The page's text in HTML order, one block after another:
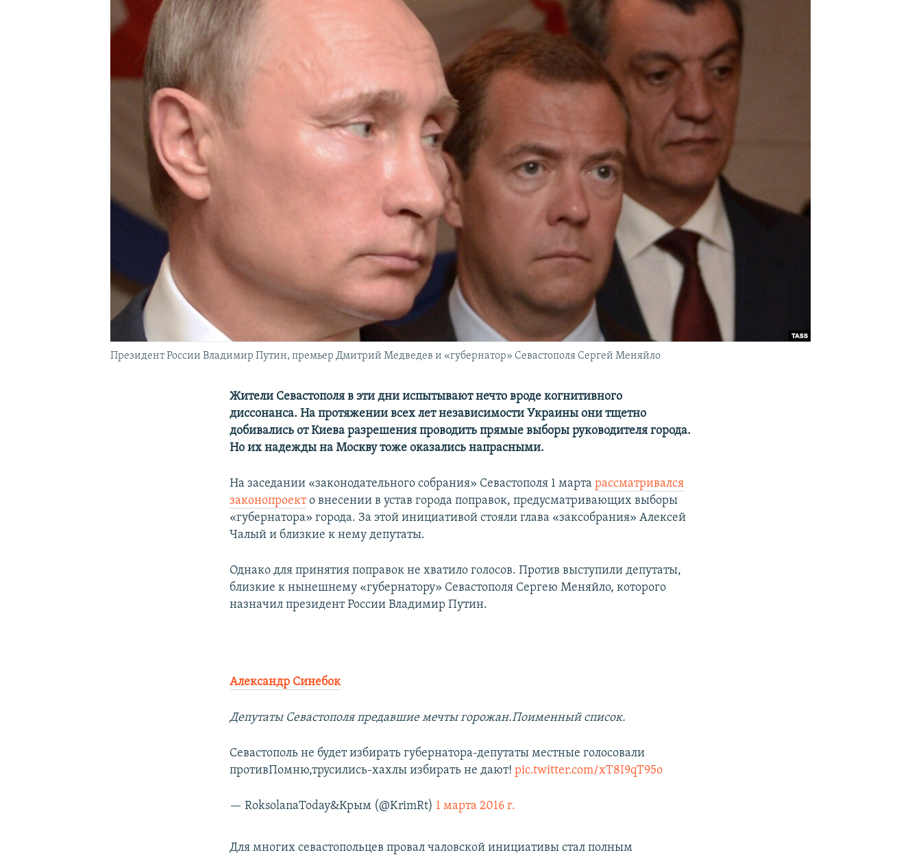
КРЫМ.НЕПОКОРЕННЫЙ
УКРАИНСКАЯ ПРОБЛЕМА КРЫМА
Президент России Владимир Путин, премьер Дмитрий Медведев и «губернатор» Севастополя Сергей Меняйло
Жители Севастополя в эти дни испытывают нечто вроде когнитивного
диссонанса. На протяжении всех лет независимости Украины они тщетно
добивались от Киева разрешения проводить прямые выборы руководителя города.
Но их надежды на Москву тоже оказались напрасными.
На заседании «законодательного собрания» Севастополя 1 мартарассматривался
законопроекто внесении в устав города поправок, предусматривающих выборы
«губернатора» города. За этой инициативой стояли глава «заксобрания» Алексей
Чалый и близкие к нему депутаты.
Однако для принятия поправок не хватило голосов. Против выступили депутаты,
близкие к нынешнему «губернатору» Севастополя Сергею Меняйло, которого
назначил президент России Владимир Путин.
Александр Синебок
Депутаты Севастополя предавшие мечты горожан.Поименный список.
Севастополь не будет избирать губернатора-депутаты местные голосовали
противПомню,трусились-хахлы избирать не дают!pic.twitter.com/xT8I9qT95o
— RoksolanaToday&Крым (@KrimRt) 1 марта 2016 г.
Для многих севастопольцев провал чаловской инициативы стал полным